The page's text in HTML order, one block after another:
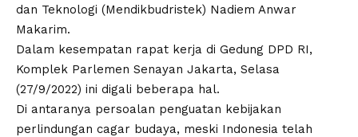
dan Teknologi (Mendikbudristek) Nadiem Anwar
Makarim.
Dalam kesempatan rapat kerja di Gedung DPD RI,
Komplek Parlemen Senayan Jakarta, Selasa
(27/9/2022) ini digali beberapa hal.
Di antaranya persoalan penguatan kebijakan
perlindungan cagar budaya, meski Indonesia telah